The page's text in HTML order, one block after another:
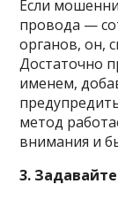
Если
провода —
органов, он,
Достаточно
именем,
метод
внимания и
3.